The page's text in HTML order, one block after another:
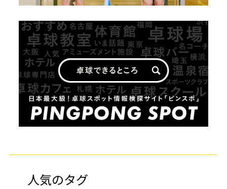
人気のタグ